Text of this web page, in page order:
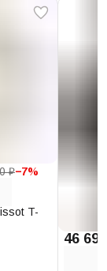
₽−7%
T-
46